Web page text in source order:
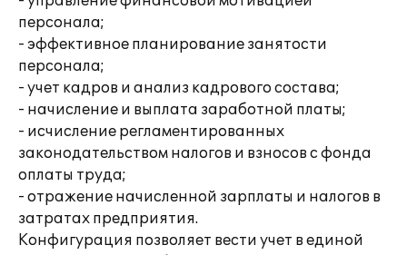
персонала;
- эффективное планирование занятости
персонала;
- учет кадров и анализ кадрового состава;
- начисление и выплата заработной платы;
- исчисление регламентированных
законодательством налогов и взносов с фонда
оплаты труда;
- отражение начисленной зарплаты и налогов в
затратах предприятия.
Конфигурация позволяет вести учет в единой